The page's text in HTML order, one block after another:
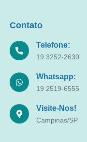
Contato
Telefone:
19 3252-2630
Whatsapp:
19 2519-6555
Visite-Nos!
Campinas/SP